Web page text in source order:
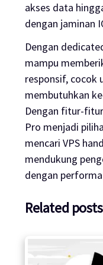
akses data
dengan jaminan
Dengan
mampu
responsif, cocok
membutuhkan
Dengan fitur-
Pro menjadi
mencari VPS
mendukung
dengan
Related